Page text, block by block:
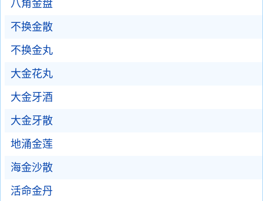
八角金盘
不换金散
不换金丸
大金花丸
大金牙酒
大金牙散
地涌金莲
海金沙散
活命金丹